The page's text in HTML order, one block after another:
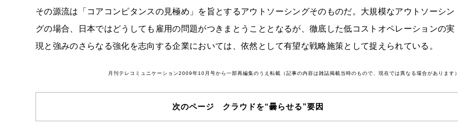
その源流は「コアコンピタンスの見極め」を旨とするアウトソーシングそのものだ。大規模なアウトソーシン
グの場合、日本ではどうしても雇用の問題がつきまとうこととなるが、徹底した低コストオペレーションの実
現と強みのさらなる強化を志向する企業においては、依然として有望な戦略施策として捉えられている。
月刊テレコミュニケーション2009年10月号から一部再編集のうえ転載（記事の内容は雑誌掲載当時のもので、現在では異なる場合があります）
次のページ クラウドを“曇らせる”要因